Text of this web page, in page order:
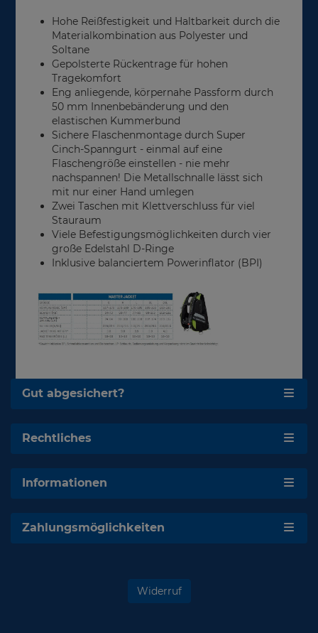
Hohe Reißfestigkeit und Haltbarkeit durch die
Materialkombination aus Polyester und
Soltane
Gepolsterte Rückentrage für hohen
Tragekomfort
Eng anliegende, körpernahe Passform durch
50 mm Innenbebänderung und den
elastischen Kummerbund
Sichere Flaschenmontage durch Super
Cinch-Spanngurt - einmal auf eine
Flaschengröße einstellen - nie mehr
nachspannen! Die Metallschnalle lässt sich
mit nur einer Hand umlegen
Zwei Taschen mit Klettverschluss für viel
Stauraum
Viele Befestigungsmöglichkeiten durch vier
große Edelstahl D-Ringe
Inklusive balanciertem Powerinflator (BPI)
Gut abgesichert?
Rechtliches
Informationen
Zahlungsmöglichkeiten
Widerruf